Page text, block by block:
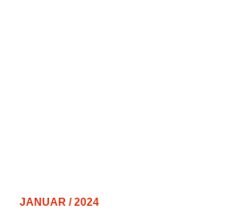
JANUAR / 2024